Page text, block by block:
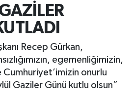
Recep Gürkan,
egemenliğimizin,
Cumhuriyet’imizin onurlu
Gaziler Günü kutlu olsun”